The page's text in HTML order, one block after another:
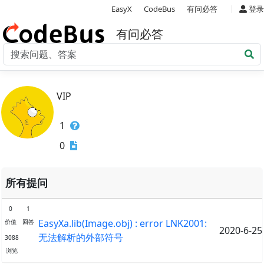
EasyX CodeBus 有问必答 登录
有问必答
VIP
1
0
所有提问
0
价值
1
回答
3088
浏览
EasyXa.lib(Image.obj) : error LNK2001:
无法解析的外部符号
2020-6-25